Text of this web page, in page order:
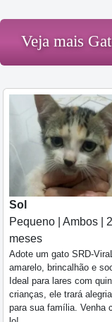
Veja mais
Sol
Pequeno | Ambos |
meses
Adote um gato SRD-
amarelo, brincalhão e
Ideal para lares com
crianças, ele trará
para sua família. Venha